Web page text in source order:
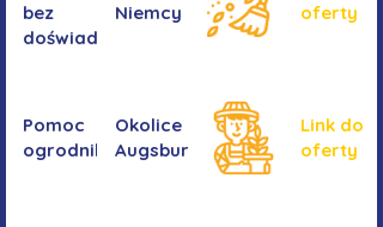
bez
doświadczenia
Niemcy
oferty
Pomoc
ogrodnika
Okolice
Augsburga
Link do
oferty